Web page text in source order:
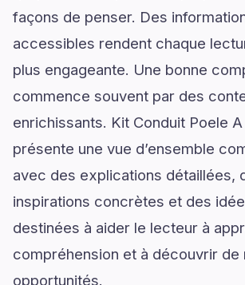
façons de penser. Des
accessibles rendent chaque
plus engageante. Une bonne
commence souvent par des
enrichissants. Kit Conduit Poele
présente une vue d’ensemble
avec des explications détaillées,
inspirations concrètes et des
destinées à aider le lecteur à
compréhension et à découvrir de
opportunités.